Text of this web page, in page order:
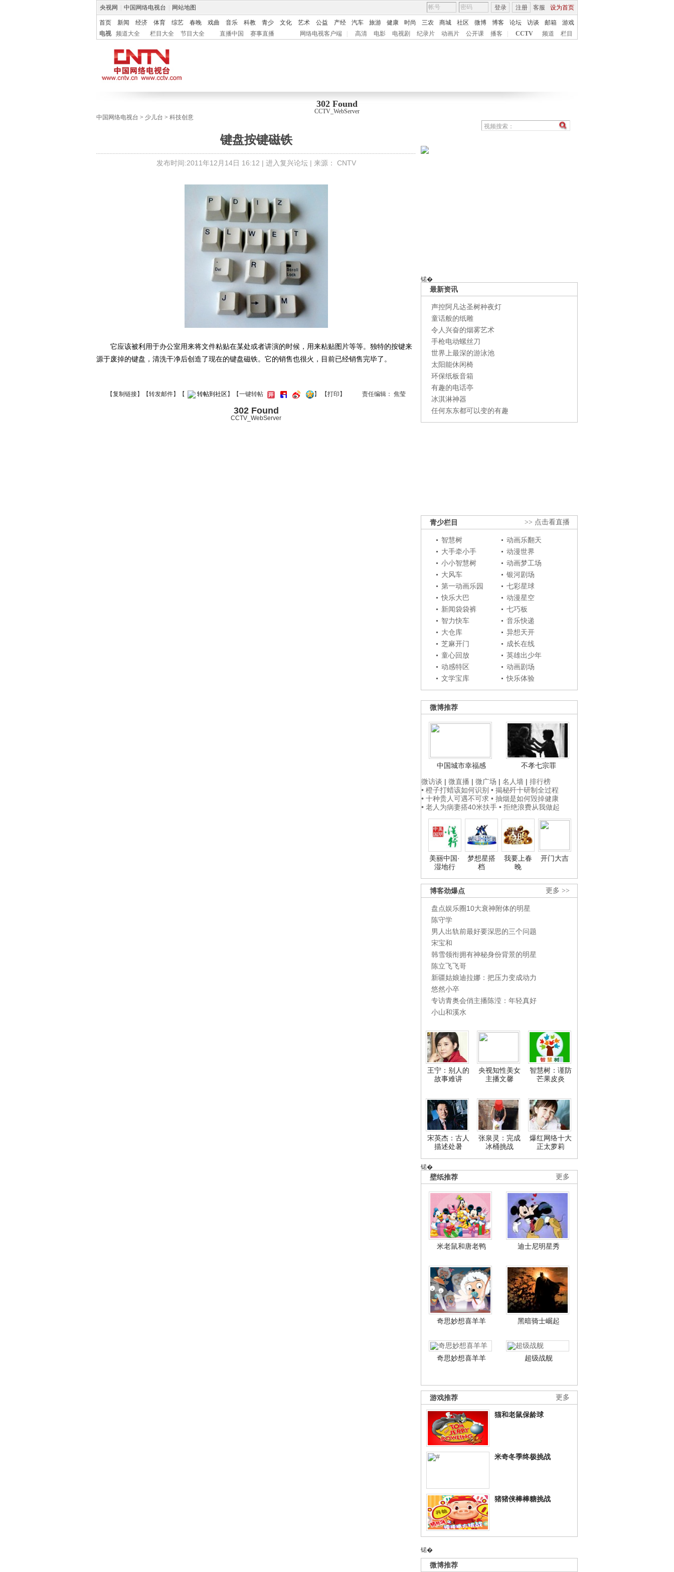
央视网 中国网络电视台 网站地图 客服 设为首页
登录 注册
首页 新闻 经济 体育 综艺 春晚 戏曲 音乐 科教 青少 文化 艺术 公益 产经 汽车 旅游 健康 时尚 三农 商城 社区 微博 博客 论坛 访谈 邮箱
游戏
电视
频道大全 栏目大全 节目大全 直播中国 赛事直播 网络电视客户端 高清 电影 电视剧 纪录片 动画片 公开课 播客 CCTV 频道 栏目
302 Found
CCTV_WebServer
中国网络电视台 > 少儿台 > 科技创意
锘�
最新资讯
声控阿凡达圣树种夜灯
童话般的纸雕
令人兴奋的烟雾艺术
手枪电动螺丝刀
世界上最深的游泳池
太阳能休闲椅
环保纸板音箱
有趣的电话亭
冰淇淋神器
任何东东都可以变的有趣
>> 点击看直播
青少栏目
智慧树
动画乐翻天
大手牵小手
动漫世界
小小智慧树
动画梦工场
大风车
银河剧场
第一动画乐园
七彩星球
快乐大巴
动漫星空
新闻袋袋裤
七巧板
智力快车
音乐快递
大仓库
异想天开
芝麻开门
成长在线
童心回放
英雄出少年
动感特区
动画剧场
文学宝库
快乐体验
微博推荐
中国城市幸福感
不孝七宗罪
微访谈 | 微直播 | 微广场 | 名人墙 | 排行榜
• 橙子打蜡该如何识别 • 揭秘歼十研制全过程
• 十种贵人可遇不可求 • 抽烟是如何毁掉健康
• 老人为病妻搭40米扶手 • 拒绝浪费从我做起
美丽中国·
湿地行
梦想星搭
档
我要上春
晚
开门大吉
更多 >>
博客劲爆点
盘点娱乐圈10大衰神附体的明星
陈守学
男人出轨前最好要深思的三个问题
宋宝和
韩雪领衔拥有神秘身份背景的明星
陈立飞飞哥
新疆姑娘迪拉娜：把压力变成动力
悠然小卒
专访青奥会俏主播陈滢：年轻真好
小山和溪水
王宁：别人的
故事难讲
央视知性美女
主播文馨
智慧树：谨防
芒果皮炎
宋英杰：古人
描述处暑
张泉灵：完成
冰桶挑战
爆红网络十大
正太萝莉
锘�
更多
壁纸推荐
米老鼠和唐老鸭 迪士尼明星秀
奇思妙想喜羊羊 黑暗骑士崛起
奇思妙想喜羊羊 超级战舰
更多
游戏推荐
猫和老鼠保龄球
米奇冬季终极挑战
猪猪侠棒棒糖挑战
锘�
微博推荐
键盘按键磁铁
发布时间:2011年12月14日 16:12 | 进入复兴论坛| 来源： CNTV
它应该被利用于办公室用来将文件粘贴在某处或者讲演的时候，用来粘贴图片等等。独特的按键来
源于废掉的键盘，清洗干净后创造了现在的键盘磁铁。它的销售也很火，目前已经销售完毕了。
【复制链接】【转发邮件】 【 转帖到社区 】【一键转帖 】 【打印 】 责任编辑： 焦莹
302 Found
CCTV_WebServer